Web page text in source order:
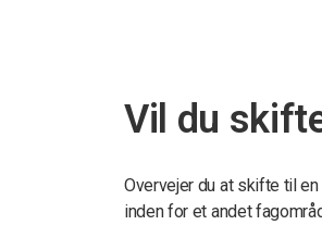
Vil du
Overvejer du at skifte til
inden for et andet